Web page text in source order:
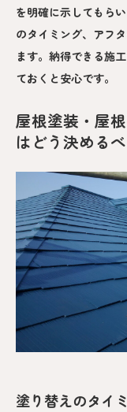
を明確に示してもら
のタイミング、アフ
ます。納得できる施
ておくと安心です。
屋根塗装・屋
はどう決める
塗り替えのタイ